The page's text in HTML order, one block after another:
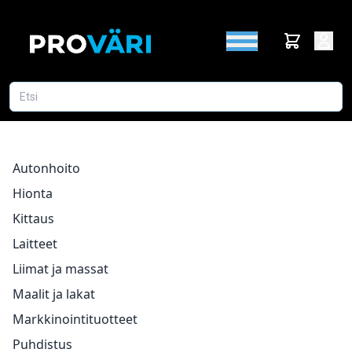
Autonhoito
Hionta
Kittaus
Laitteet
Liimat ja massat
Maalit ja lakat
Markkinointituotteet
Puhdistus